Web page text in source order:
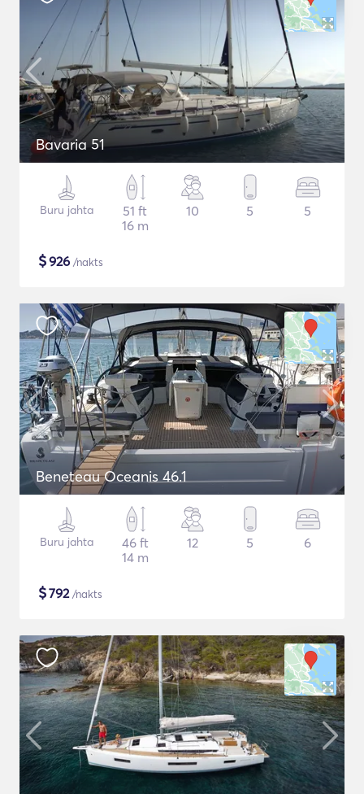
Bavaria 51
Buru jahta
51 ft
16 m
10 5 5
$926 /nakts
Beneteau Oceanis 46.1
Buru jahta
46 ft
14 m
12 5 6
$792/nakts